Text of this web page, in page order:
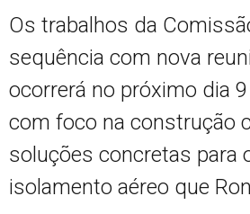
Os trabalhos da
sequência com nova
ocorrerá no próximo dia
com foco na construção
soluções concretas para
isolamento aéreo que